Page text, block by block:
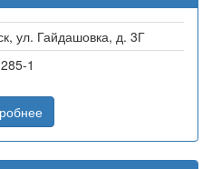
ул. Гайдашовка, д. 3Г
1